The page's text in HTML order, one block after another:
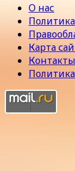
О нас
Карта
Контакты